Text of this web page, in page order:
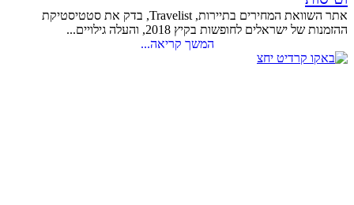
אתר השוואת המחירים בתיירות, Travelist, בדק את סטטיסטיקת
ההזמנות של ישראלים לחופשות בקיץ 2018, והעלה גילויים...
המשך קריאה...